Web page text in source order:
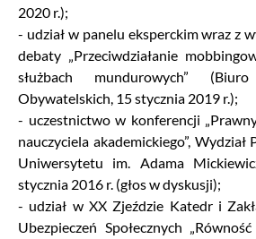
2020 r.);
- udział w panelu eksperckim wraz z
debaty „Przeciwdziałanie
służbach mundurowych”
Obywatelskich, 15 stycznia 2019 r.);
- uczestnictwo w konferencji
nauczyciela akademickiego”,
Uniwersytetu im. Adama
stycznia 2016 r. (głos w dyskusji);
- udział w XX Zjeździe Katedr i
Ubezpieczeń Społecznych